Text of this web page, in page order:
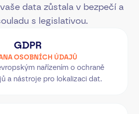
data zůstala v bezpečí a
s legislativou.
GDPR
OSOBNÍCH ÚDAJŮ
nařízením o ochraně
a nástroje pro lokalizaci dat.